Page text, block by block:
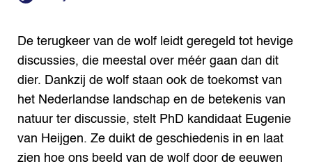
Search the Knowledge base
De terugkeer van de wolf leidt geregeld tot hevige
discussies, die meestal over méér gaan dan dit
dier. Dankzij de wolf staan ook de toekomst van
het Nederlandse landschap en de betekenis van
natuur ter discussie, stelt PhD kandidaat Eugenie
van Heijgen. Ze duikt de geschiedenis in en laat
zien hoe ons beeld van de wolf door de eeuwen